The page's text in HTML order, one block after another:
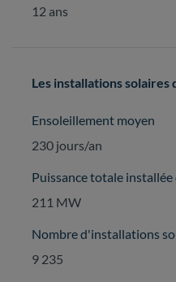
12 ans
Les installations solaires
Ensoleillement moyen
230 jours/an
Puissance totale
211 MW
Nombre d'installations
9 235